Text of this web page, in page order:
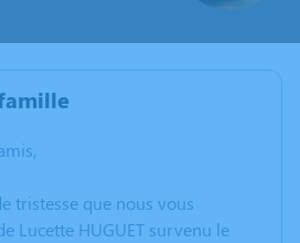
tristesse que nous vous
Lucette HUGUET survenu le